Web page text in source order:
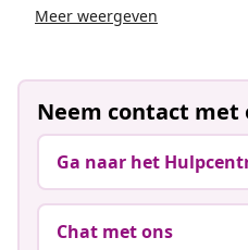
Meer weergeven
Neem contact met
Ga naar het
Chat met ons